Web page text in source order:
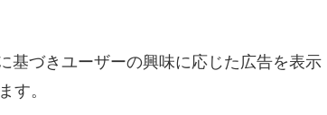
基づきユーザーの興味に応じた広告を表示
す。